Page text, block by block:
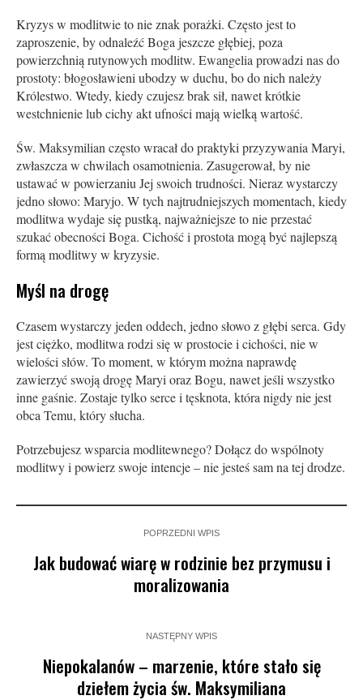
Kryzys w modlitwie to nie znak porażki. Często jest to
zaproszenie, by odnaleźć Boga jeszcze głębiej, poza
powierzchnią rutynowych modlitw. Ewangelia prowadzi nas do
prostoty: błogosławieni ubodzy w duchu, bo do nich należy
Królestwo. Wtedy, kiedy czujesz brak sił, nawet krótkie
westchnienie lub cichy akt ufności mają wielką wartość.
Św. Maksymilian często wracał do praktyki przyzywania Maryi,
zwłaszcza w chwilach osamotnienia. Zasugerował, by nie
ustawać w powierzaniu Jej swoich trudności. Nieraz wystarczy
jedno słowo: Maryjo. W tych najtrudniejszych momentach, kiedy
modlitwa wydaje się pustką, najważniejsze to nie przestać
szukać obecności Boga. Cichość i prostota mogą być najlepszą
formą modlitwy w kryzysie.
Myśl na drogę
Czasem wystarczy jeden oddech, jedno słowo z głębi serca. Gdy
jest ciężko, modlitwa rodzi się w prostocie i cichości, nie w
wielości słów. To moment, w którym można naprawdę
zawierzyć swoją drogę Maryi oraz Bogu, nawet jeśli wszystko
inne gaśnie. Zostaje tylko serce i tęsknota, która nigdy nie jest
obca Temu, który słucha.
Potrzebujesz wsparcia modlitewnego? Dołącz do wspólnoty
modlitwy i powierz swoje intencje – nie jesteś sam na tej drodze.
POPRZEDNI WPIS
Jak budować wiarę w rodzinie bez przymusu i
moralizowania
NASTĘPNY WPIS
Niepokalanów – marzenie, które stało się
dziełem życia św. Maksymiliana